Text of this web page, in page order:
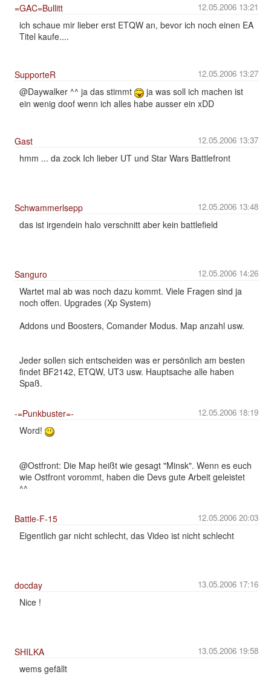
12.05.2006 13:21
=GAC=Bullitt
ich schaue mir lieber erst ETQW an, bevor ich noch einen EA
Titel kaufe....
12.05.2006 13:27
SupporteR
@Daywalker ^^ ja das stimmt
ja was soll ich machen ist
ein wenig doof wenn ich alles habe ausser ein xDD
12.05.2006 13:37
Gast
hmm ... da zock Ich lieber UT und Star Wars Battlefront
12.05.2006 13:48
Schwammerlsepp
das ist irgendein halo verschnitt aber kein battlefield
12.05.2006 14:26
Sanguro
Wartet mal ab was noch dazu kommt. Viele Fragen sind ja
noch offen. Upgrades (Xp System)
Addons und Boosters, Comander Modus. Map anzahl usw.
Jeder sollen sich entscheiden was er persönlich am besten
findet BF2142, ETQW, UT3 usw. Hauptsache alle haben
Spaß.
12.05.2006 18:19
-=Punkbuster=-
Word!
@Ostfront: Die Map heißt wie gesagt "Minsk". Wenn es euch
wie Ostfront vorommt, haben die Devs gute Arbeit geleistet
^^
12.05.2006 20:03
Battle-F-15
Eigentlich gar nicht schlecht, das Video ist nicht schlecht
13.05.2006 17:16
docday
Nice !
13.05.2006 19:58
SHILKA
wems gefällt